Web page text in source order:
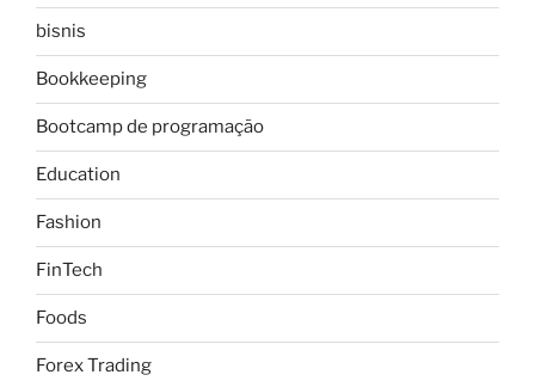
bisnis
Bookkeeping
Bootcamp de programação
Education
Fashion
FinTech
Foods
Forex Trading